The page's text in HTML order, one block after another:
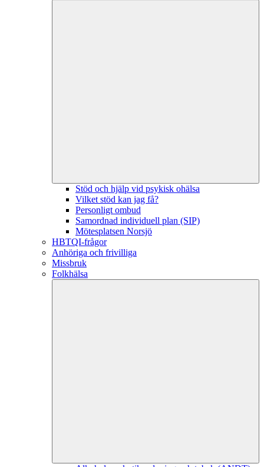
Stöd och hjälp vid psykisk ohälsa
Vilket stöd kan jag få?
Personligt ombud
Samordnad individuell plan (SIP)
Mötesplatsen Norsjö
HBTQI-frågor
Anhöriga och frivilliga
Missbruk
Folkhälsa